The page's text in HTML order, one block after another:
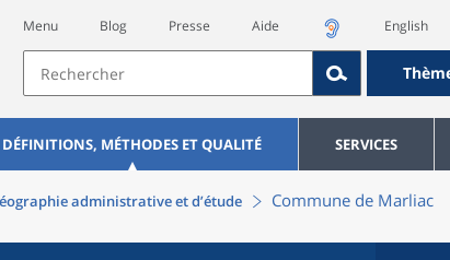
Menu Blog Presse Aide English
DÉFINITIONS, MÉTHODES ET QUALITÉ SERVICES
administrative et d’étude Commune de Marliac